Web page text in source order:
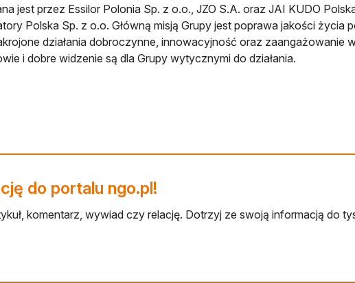
jest przez Essilor Polonia Sp. z o.o., JZO S.A. oraz JAI KUDO
Polska Sp. z o.o. Główną misją Grupy jest poprawa jakości życia
działania dobroczynne, innowacyjność oraz zaangażowanie
i dobre widzenie są dla Grupy wytycznymi do działania.
do portalu ngo.pl!
komentarz, wywiad czy relację. Dotrzyj ze swoją informacją do